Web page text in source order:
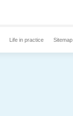
Life in practice Sitemap